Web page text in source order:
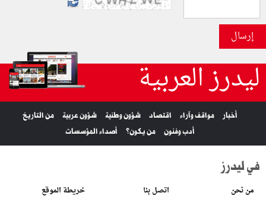
إرسال
ليدرز العربية
أخبار مواقف وآراء اقتصاد شؤون وطنية شؤون عربية
من التاريخ
أدب وفنون
من يكون؟ أصداء المؤسسات
في ليدرز
من نحن اتصل بنا خريطة الموقع